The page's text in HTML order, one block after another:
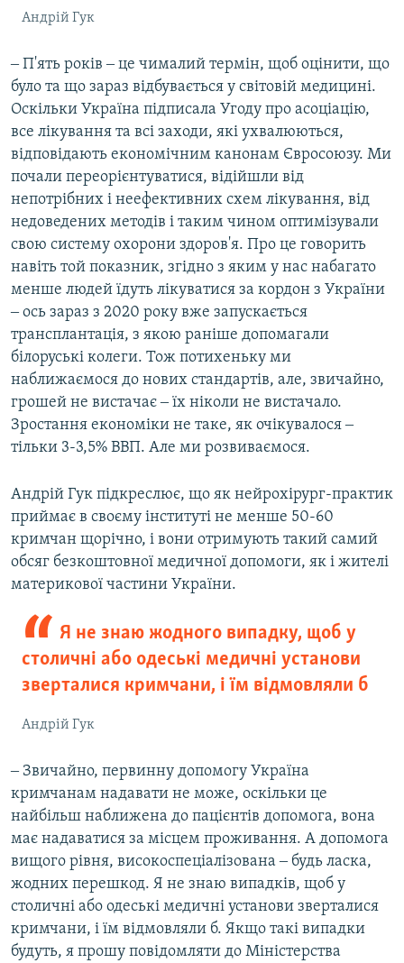
Андрій Гук
‒ П'ять років ‒ це чималий термін, щоб оцінити, що
було та що зараз відбувається у світовій медицині.
Оскільки Україна підписала Угоду про асоціацію,
все лікування та всі заходи, які ухвалюються,
відповідають економічним канонам Євросоюзу. Ми
почали переорієнтуватися, відійшли від
непотрібних і неефективних схем лікування, від
недоведених методів і таким чином оптимізували
свою систему охорони здоров'я. Про це говорить
навіть той показник, згідно з яким у нас набагато
менше людей їдуть лікуватися за кордон з України
‒ ось зараз з 2020 року вже запускається
трансплантація, з якою раніше допомагали
білоруські колеги. Тож потихеньку ми
наближаємося до нових стандартів, але, звичайно,
грошей не вистачає ‒ їх ніколи не вистачало.
Зростання економіки не таке, як очікувалося ‒
тільки 3-3,5% ВВП. Але ми розвиваємося.
Андрій Гук підкреслює, що як нейрохірург-практик
приймає в своєму інституті не менше 50-60
кримчан щорічно, і вони отримують такий самий
обсяг безкоштовної медичної допомоги, як і жителі
материкової частини України.
Я не знаю жодного випадку, щоб у
столичні або одеські медичні установи
зверталися кримчани, і їм відмовляли б
Андрій Гук
‒ Звичайно, первинну допомогу Україна
кримчанам надавати не може, оскільки це
найбільш наближена до пацієнтів допомога, вона
має надаватися за місцем проживання. А допомога
вищого рівня, високоспеціалізована ‒ будь ласка,
жодних перешкод. Я не знаю випадків, щоб у
столичні або одеські медичні установи зверталися
кримчани, і їм відмовляли б. Якщо такі випадки
будуть, я прошу повідомляти до Міністерства